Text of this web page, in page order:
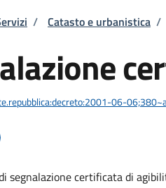
di pane
/ Catasto e urbanistica /
06-
segnalazione certificata di